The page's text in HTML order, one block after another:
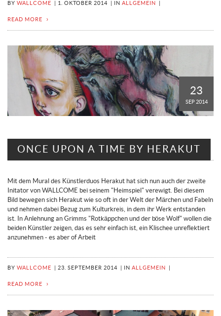
BY WALLCOME 1. OKTOBER 2014 IN ALLGEMEIN
READ MORE
23
SEP 2014
ONCE UPON A TIME BY HERAKUT
Mit dem Mural des Künstlerduos Herakut hat sich nun auch der zweite
Initator von WALLCOME bei seinem "Heimspiel" verewigt. Bei diesem
Bild bewegen sich Herakut wie so oft in der Welt der Märchen und Fabeln
und nehmen dabei Bezug zum Kulturkreis, in dem ihr Werk entstanden
ist. In Anlehnung an Grimms "Rotkäppchen und der böse Wolf" wollen die
beiden Künstler zeigen, das es sehr einfach ist, ein Klischee unreflektiert
anzunehmen - es aber of Arbeit
BY WALLCOME 23. SEPTEMBER 2014 IN ALLGEMEIN
READ MORE